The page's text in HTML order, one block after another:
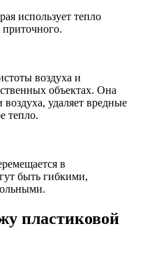
использует тепло
приточного.
воздуха и
объектах. Она
удаляет вредные
тепло.
в
быть гибкими,
пластиковой